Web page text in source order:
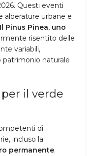
Questi eventi
alberature urbane e
Il Pinus Pinea, uno
risentito delle
variabili,
patrimonio naturale
il verde
di
incluso la
permanente.